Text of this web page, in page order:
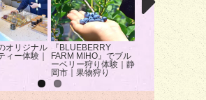
オリジナル
ィー体験｜
『BLUEBERRY
FARM MIHO』でブル
ーベリー狩り体験｜静
岡市｜果物狩り
子どもから大人
しめる「海のは
かん」